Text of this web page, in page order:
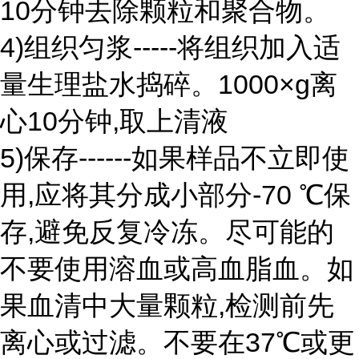
10分钟去除颗粒和聚合物。
4)组织匀浆-----将组织加入适
量生理盐水捣碎。1000×g离
心10分钟,取上清液
5)保存------如果样品不立即使
用,应将其分成小部分-70 ℃保
存,避免反复冷冻。尽可能的
不要使用溶血或高血脂血。如
果血清中大量颗粒,检测前先
离心或过滤。不要在37℃或更